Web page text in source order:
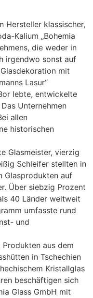
Hersteller klassischer,
Kalium „Bohemia
die weder in
irgendwo sonst auf
mit
Lasur“
lebte, entwickelte
Unternehmen
allen
historischen
Glasmeister, vierzig
Schleifer stellten in
Glasprodukten auf
Über siebzig Prozent
40 Länder weltweit
umfasste rund
und
Produkten aus dem
in Tschechien
Kristallglas
beschäftigen sich
Glass GmbH mit